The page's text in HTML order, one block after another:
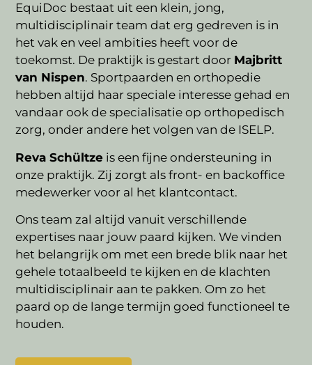
EquiDoc bestaat uit een klein, jong,
multidisciplinair team dat erg gedreven is in
het vak en veel ambities heeft voor de
toekomst. De praktijk is gestart door Majbritt
van Nispen. Sportpaarden en orthopedie
hebben altijd haar speciale interesse gehad en
vandaar ook de specialisatie op orthopedisch
zorg, onder andere het volgen van de ISELP.
Reva Schültze is een fijne ondersteuning in
onze praktijk. Zij zorgt als front- en backoffice
medewerker voor al het klantcontact.
Ons team zal altijd vanuit verschillende
expertises naar jouw paard kijken. We vinden
het belangrijk om met een brede blik naar het
gehele totaalbeeld te kijken en de klachten
multidisciplinair aan te pakken. Om zo het
paard op de lange termijn goed functioneel te
houden.